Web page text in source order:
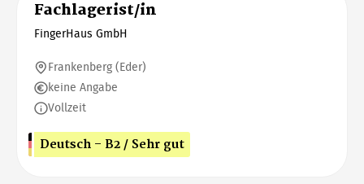
Fachlagerist/in
FingerHaus GmbH
Frankenberg (Eder)
keine Angabe
Vollzeit
Deutsch - B2 / Sehr gut